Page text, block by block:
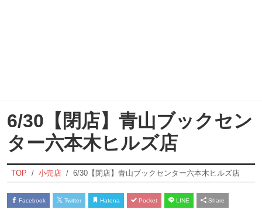
6/30【閉店】青山ブックセン
ター六本木ヒルズ店
TOP 小売店 6/30【閉店】青山ブックセンター六本木ヒルズ店
Facebook Twitter Hatena Pocket LINE Share